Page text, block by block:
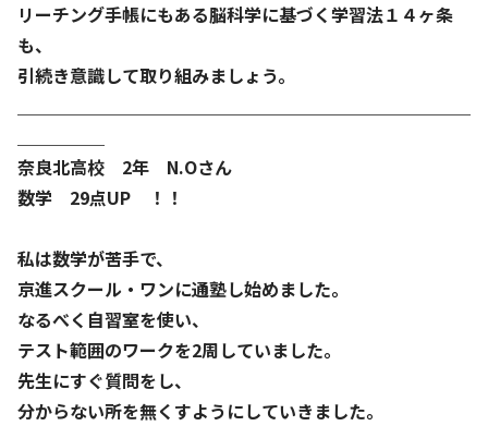
リーチング手帳にもある脳科学に基づく学習法１４ヶ条
も、
引続き意識して取り組みましょう。
奈良北高校 2年 N.Oさん
数学 29点UP ！！
私は数学が苦手で、
京進スクール・ワンに通塾し始めました。
なるべく自習室を使い、
テスト範囲のワークを2周していました。
先生にすぐ質問をし、
分からない所を無くすようにしていきました。